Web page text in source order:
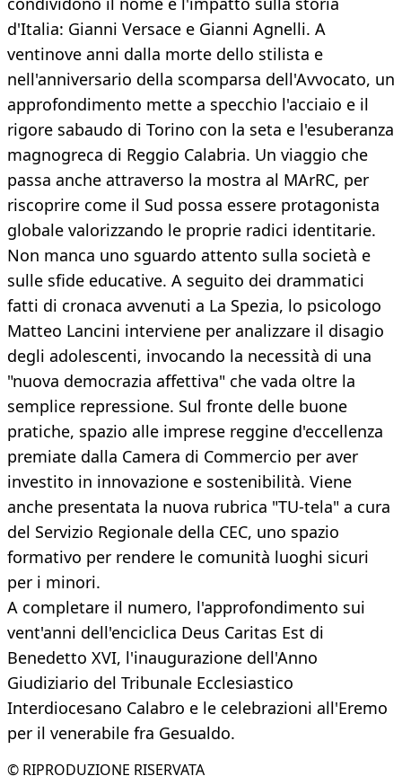
d'Italia: Gianni Versace e Gianni Agnelli. A
ventinove anni dalla morte dello stilista e
nell'anniversario della scomparsa dell'Avvocato, un
approfondimento mette a specchio l'acciaio e il
rigore sabaudo di Torino con la seta e l'esuberanza
magnogreca di Reggio Calabria. Un viaggio che
passa anche attraverso la mostra al MArRC, per
riscoprire come il Sud possa essere protagonista
globale valorizzando le proprie radici identitarie.
Non manca uno sguardo attento sulla società e
sulle sfide educative. A seguito dei drammatici
fatti di cronaca avvenuti a La Spezia, lo psicologo
Matteo Lancini interviene per analizzare il disagio
degli adolescenti, invocando la necessità di una
"nuova democrazia affettiva" che vada oltre la
semplice repressione. Sul fronte delle buone
pratiche, spazio alle imprese reggine d'eccellenza
premiate dalla Camera di Commercio per aver
investito in innovazione e sostenibilità. Viene
anche presentata la nuova rubrica "TU-tela" a cura
del Servizio Regionale della CEC, uno spazio
formativo per rendere le comunità luoghi sicuri
per i minori.
A completare il numero, l'approfondimento sui
vent'anni dell'enciclica Deus Caritas Est di
Benedetto XVI, l'inaugurazione dell'Anno
Giudiziario del Tribunale Ecclesiastico
Interdiocesano Calabro e le celebrazioni all'Eremo
per il venerabile fra Gesualdo.
© RIPRODUZIONE RISERVATA